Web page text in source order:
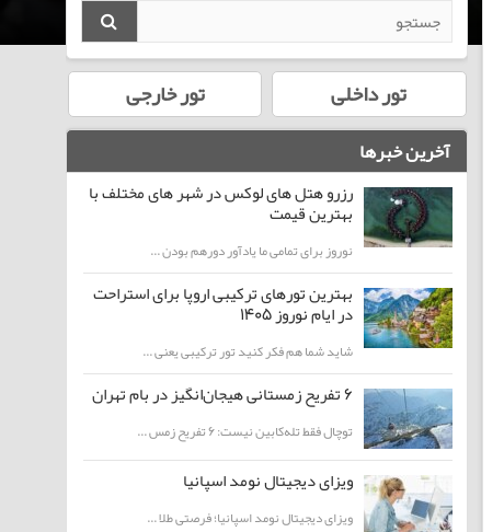
تور داخلی تور خارجی
آخرین خبرها
رزرو هتل های لوکس در شهر های مختلف با
بهترین قیمت
نوروز برای تمامی ما یادآور دورهم بودن ...
بهترین تورهای ترکیبی اروپا برای استراحت
در ایام نوروز 1405
شاید شما هم فکر کنید تور ترکیبی یعنی ...
۶ تفریح زمستانی هیجان‌انگیز در بام تهران
توچال فقط تله‌کابین نیست: ۶ تفریح زمس ...
ویزای دیجیتال نومد اسپانیا
ویزای دیجیتال نومد اسپانیا؛ فرصتی طلا ...